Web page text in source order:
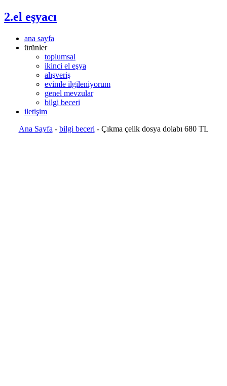
2.el eşyacı
ana sayfa
ürünler
toplumsal
ikinci el eşya
alışveriş
evimle ilgileniyorum
genel mevzular
bilgi beceri
iletişim
Ana Sayfa - bilgi beceri - Çıkma çelik dosya dolabı 680 TL